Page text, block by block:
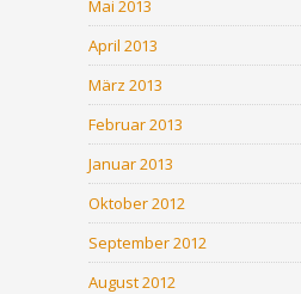
Mai 2013
April 2013
März 2013
Februar 2013
Januar 2013
Oktober 2012
September 2012
August 2012